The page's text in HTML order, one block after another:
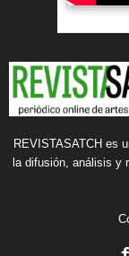
REVISTASATCH es
la difusión, análisis y